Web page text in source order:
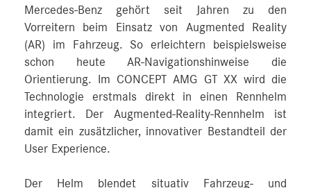
Mercedes‑Benz gehört seit Jahren zu den
Vorreitern beim Einsatz von Augmented Reality
(AR) im Fahrzeug. So erleichtern beispielsweise
schon heute AR-Navigationshinweise die
Orientierung. Im CONCEPT AMG GT XX wird die
Technologie erstmals direkt in einen Rennhelm
integriert. Der Augmented-Reality-Rennhelm ist
damit ein zusätzlicher, innovativer Bestandteil der
User Experience.
Der Helm blendet situativ Fahrzeug- und